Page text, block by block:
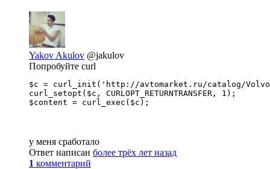
Yakov Akulov @jakulov
Попробуйте curl
$c = curl_init('http://avtomarket.ru/catalog/
curl_setopt($c, CURLOPT_RETURNTRANSFER, 1);
$content = curl_exec($c);
у меня сработало
Ответ написан более трёх лет назад
1 комментарий